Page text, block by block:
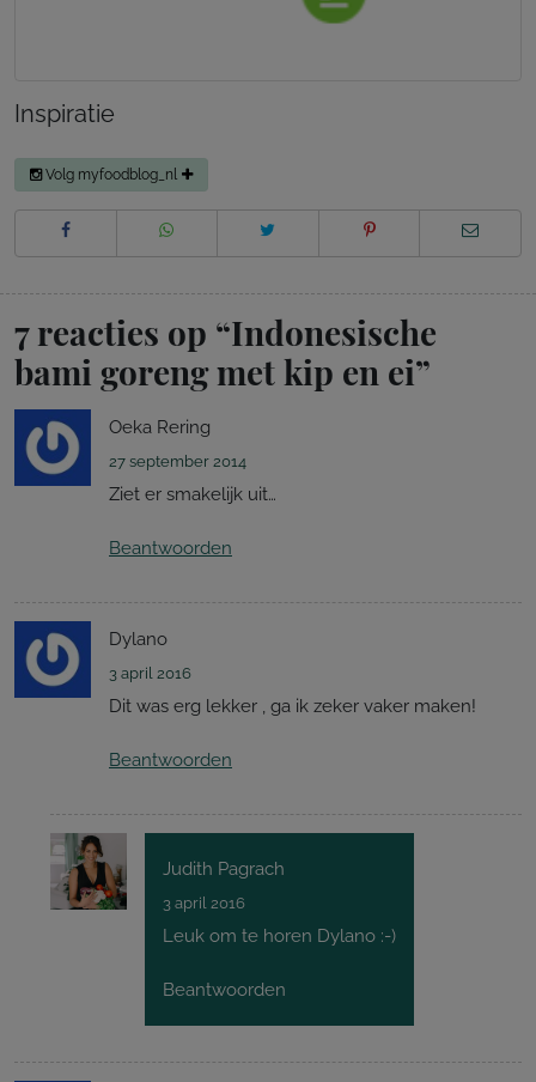
Inspiratie
Volg myfoodblog_nl
7 reacties op “Indonesische
bami goreng met kip en ei”
Oeka Rering
27 september 2014
Ziet er smakelijk uit…
Beantwoorden
Dylano
3 april 2016
Dit was erg lekker , ga ik zeker vaker maken!
Beantwoorden
Judith Pagrach
3 april 2016
Leuk om te horen Dylano :-)
Beantwoorden